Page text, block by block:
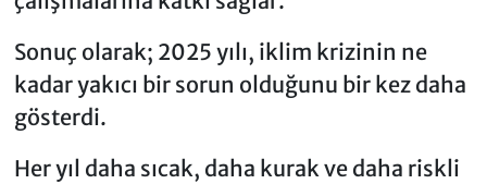
Sonuç olarak; 2025 yılı, iklim krizinin ne
kadar yakıcı bir sorun olduğunu bir kez daha
gösterdi.
Her yıl daha sıcak, daha kurak ve daha riskli